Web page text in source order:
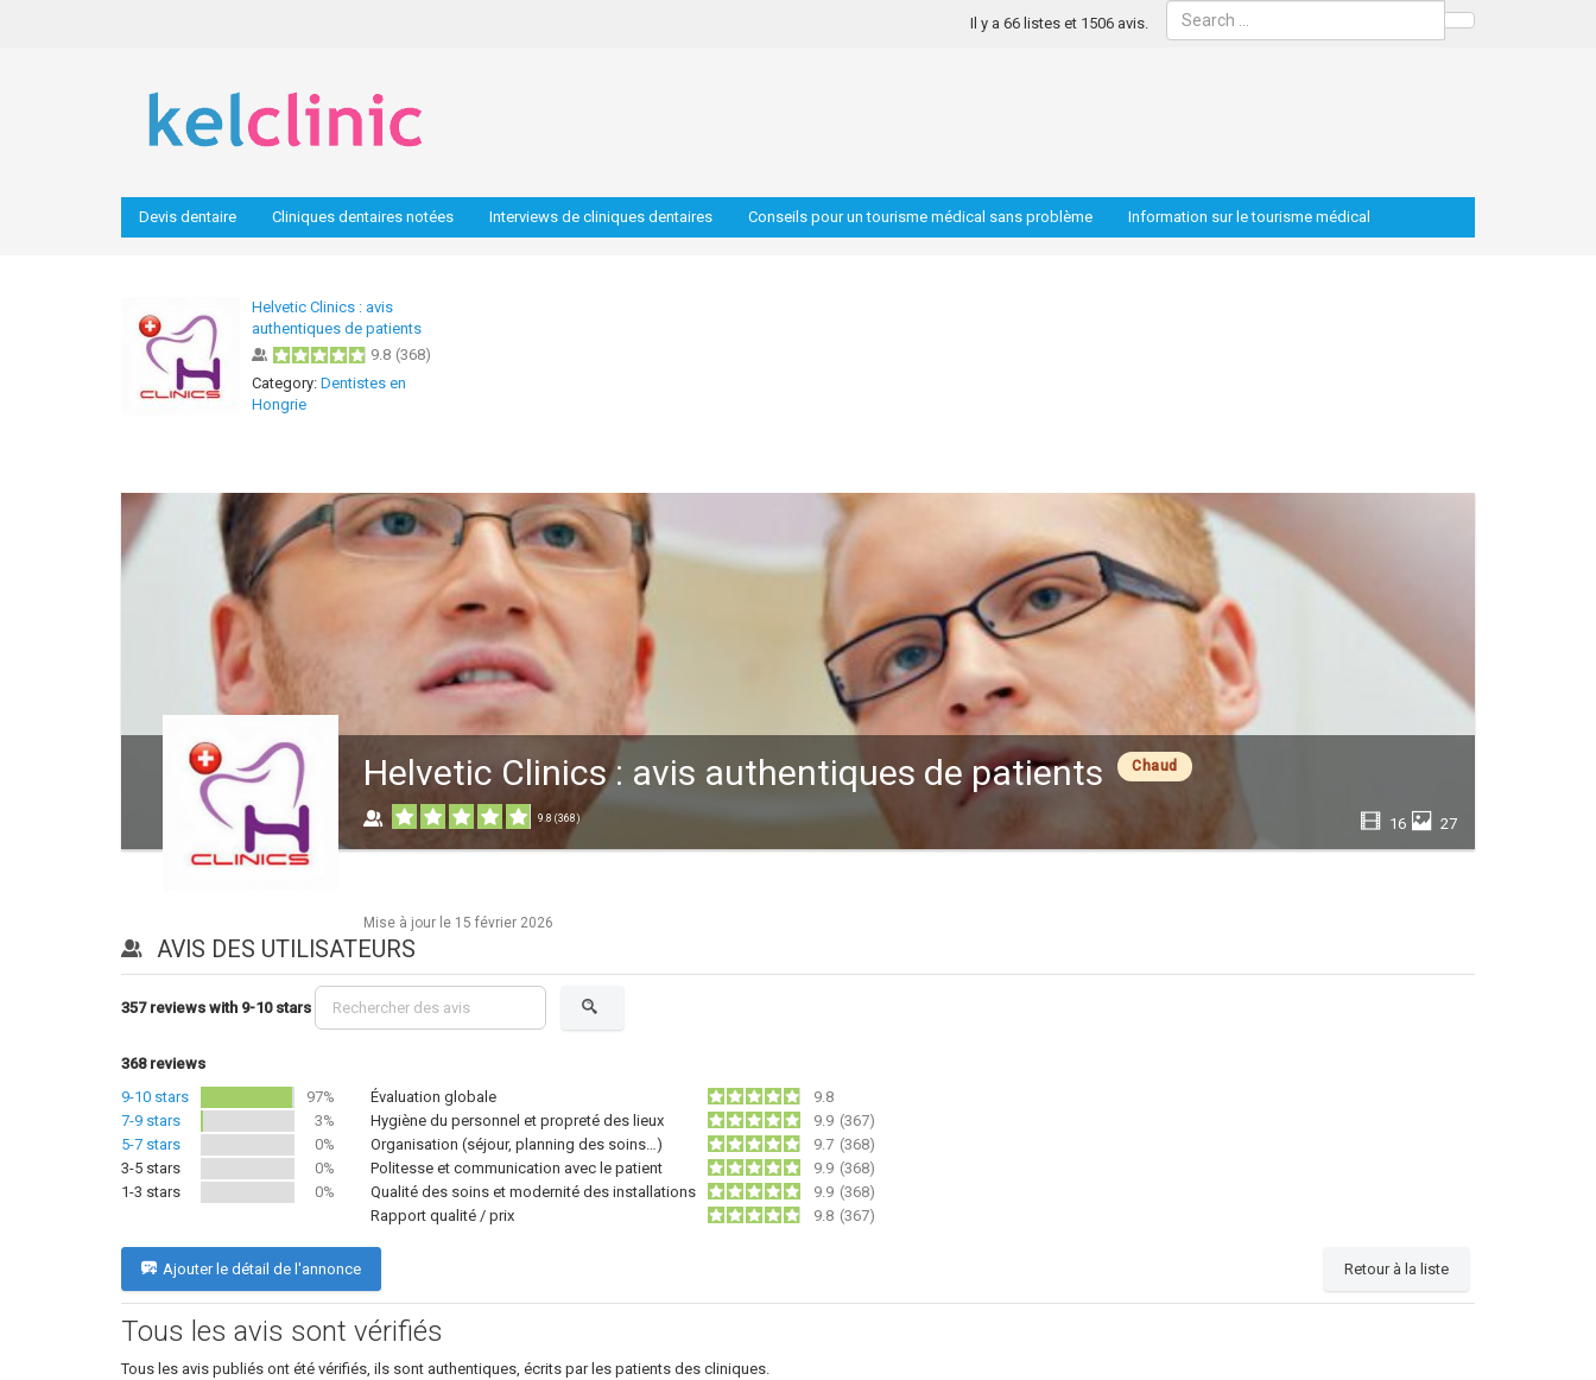
Search
Il y a 66 listes et 1506 avis.
Devis dentaire Cliniques dentaires notées Interviews de cliniques dentaires Conseils pour un tourisme médical sans problème Information sur le tourisme médical
Helvetic Clinics : avis
authentiques de patients
9.8 (368)
Category: Dentistes en
Hongrie
Helvetic Clinics : avis authentiques de patients Chaud
9.8 (368 ) 16 27
Mise à jour le 15 février 2026
AVIS DES UTILISATEURS
357 reviews with 9-10 stars
368reviews
9-10 stars
97%
7-9 stars
3%
5-7 stars
0%
3-5 stars
0%
1-3 stars
0%
Évaluation globale
9.8
Hygiène du personnel et propreté des lieux
9.9 (367)
Organisation (séjour, planning des soins…)
9.7 (368)
Politesse et communication avec le patient
9.9 (368)
Qualité des soins et modernité des installations
9.9 (368)
Rapport qualité / prix
9.8 (367)
Ajouter le détail de l'annonce Retour à la liste
Tous les avis sont vérifiés
Tous les avis publiés ont été vérifiés, ils sont authentiques, écrits par les patients des cliniques.